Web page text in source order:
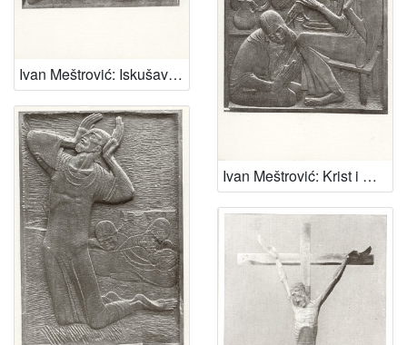
Ivan Meštrović: Iskušavanje
Ivan Meštrović: Krist i Marija Magdalena